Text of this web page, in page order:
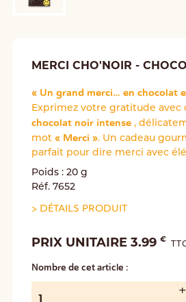
MERCI CHO'NOIR -
« Un grand merci… en chocolat
Exprimez votre gratitude avec
chocolat noir intense ,
mot « Merci ». Un cadeau
parfait pour dire merci avec
Poids : 20 g
Réf. 7652
>DÉTAILS PRODUIT
PRIX UNITAIRE 3.99 €
Nombre de cet article :